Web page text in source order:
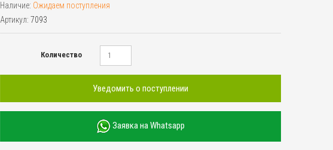
Наличие: Ожидаем поступления
Артикул: 7093
Количество
Уведомить о поступлении
Заявка на Whatsapp